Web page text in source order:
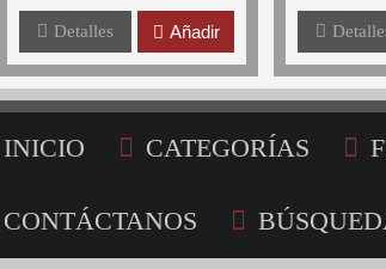
Detalles Añadir
INICIO CATEGORÍAS
CONTÁCTANOS